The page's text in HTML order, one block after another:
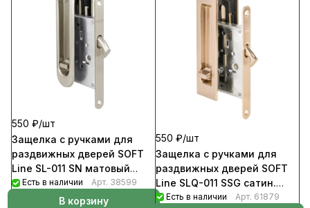
550 ₽/шт
Защелка с ручками для
раздвижных дверей SOFT
Line SL-011 SN матовый
никель
Есть в наличии Арт. 38599
В корзину
550 ₽/шт
Защелка с ручками для
раздвижных дверей SOFT
Line SLQ-011 SSG сатин.
золото
Есть в наличии Арт. 61879